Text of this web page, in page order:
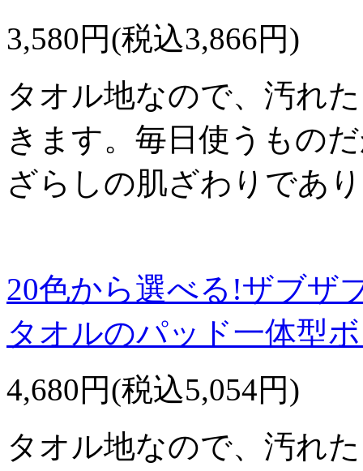
3,580円(税込3,866円)
タオル地なので、汚れ
きます。毎日使うもの
ざらしの肌ざわりであ
20色から選べる!ザブザ
タオルのパッド一体型
4,680円(税込5,054円)
タオル地なので、汚れ